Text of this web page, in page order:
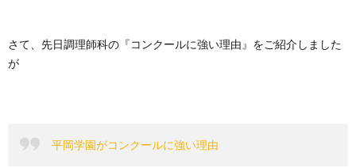
さて、先日調理師科の『コンクールに強い理由』をご紹介しました
が
平岡学園がコンクールに強い理由